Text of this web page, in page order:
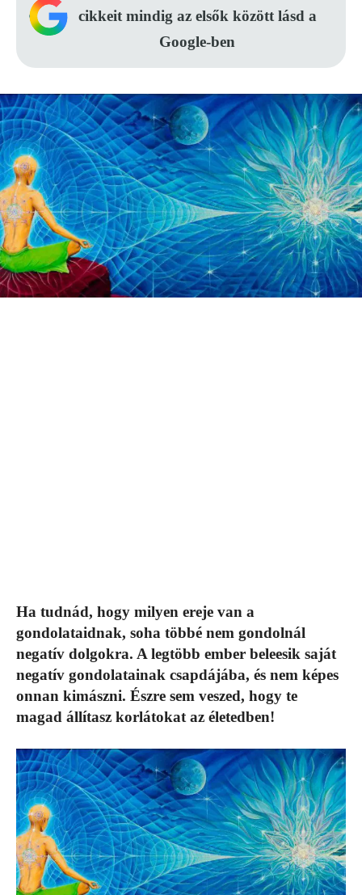
cikkeit mindig az elsők között lásd a
Google-ben
Ha tudnád, hogy milyen ereje van a
gondolataidnak, soha többé nem gondolnál
negatív dolgokra. A legtöbb ember beleesik saját
negatív gondolatainak csapdájába, és nem képes
onnan kimászni. Észre sem veszed, hogy te
magad állítasz korlátokat az életedben!